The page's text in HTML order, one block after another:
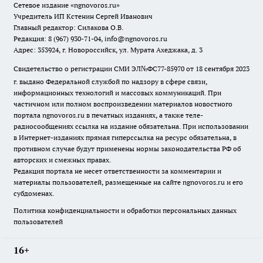
Сетевое издание «ngnovoros.ru»
Учредитель ИП Кстенин Сергей Иванович
Главный редактор: Силакова О.В.
Редакция: 8 (967) 930-71-04, info@ngnovoros.ru
Адрес: 353924, г. Новороссийск, ул. Мурата Ахеджака, д. 3
Свидетельство о регистрации СМИ ЭЛ№ФС77-85970 от 18 сентября 2023
г. выдано Федеральной службой по надзору в сфере связи,
информационных технологий и массовых коммуникаций. При
частичном или полном воспроизведении материалов новостного
портала ngnovoros.ru в печатных изданиях, а также теле-
радиосообщениях ссылка на издание обязательна. При использовании
в Интернет-изданиях прямая гиперссылка на ресурс обязательна, в
противном случае будут применены нормы законодательства РФ об
авторских и смежных правах.
Редакция портала не несет ответственности за комментарии и
материалы пользователей, размещенные на сайте ngnovoros.ru и его
субдоменах.
Политика конфиденциальности и обработки персональных данных
пользователей
16+